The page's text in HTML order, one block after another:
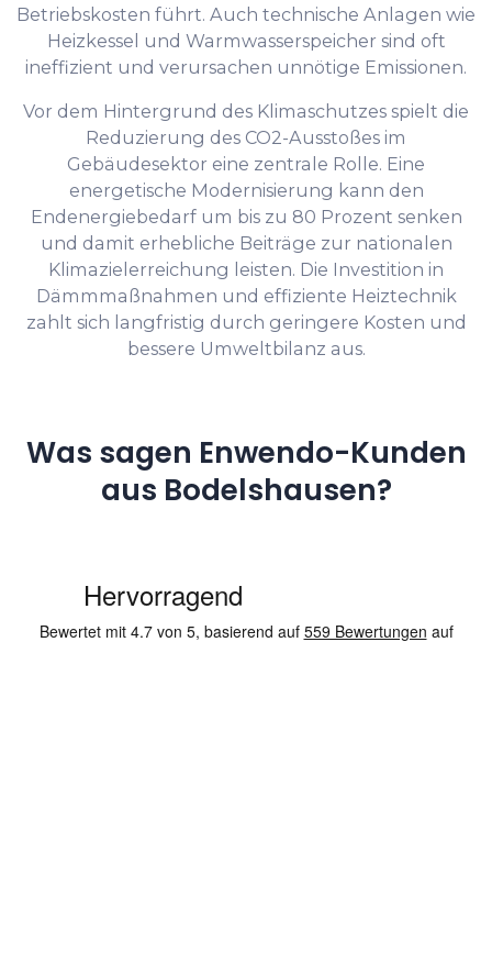
Betriebskosten führt. Auch technische Anlagen wie
Heizkessel und Warmwasserspeicher sind oft
ineffizient und verursachen unnötige Emissionen.
Vor dem Hintergrund des Klimaschutzes spielt die
Reduzierung des CO2-Ausstoßes im
Gebäudesektor eine zentrale Rolle. Eine
energetische Modernisierung kann den
Endenergiebedarf um bis zu 80 Prozent senken
und damit erhebliche Beiträge zur nationalen
Klimazielerreichung leisten. Die Investition in
Dämmmaßnahmen und effiziente Heiztechnik
zahlt sich langfristig durch geringere Kosten und
bessere Umweltbilanz aus.
Was sagen Enwendo-Kunden
aus Bodelshausen?